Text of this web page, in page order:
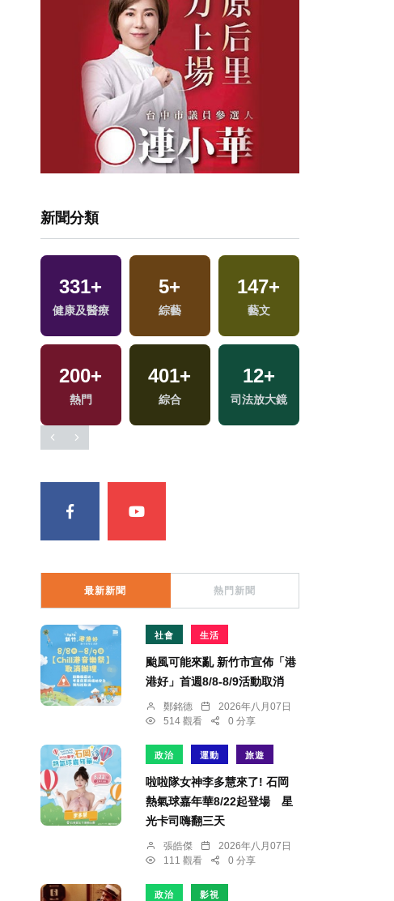
新聞分類
331+
健康及醫療
5+
綜藝
147+
藝文
200+
熱門
401+
綜合
12+
司法放大鏡
最新新聞 熱門新聞
社會 生活
颱風可能來亂 新竹市宣佈「港
港好」首週8/8-8/9活動取消
鄭銘德
2026年八月07日
514 觀看
0 分享
政治 運動 旅遊
啦啦隊女神李多慧來了! 石岡
熱氣球嘉年華8/22起登場 星
光卡司嗨翻三天
張皓傑
2026年八月07日
111 觀看
0 分享
政治 影視